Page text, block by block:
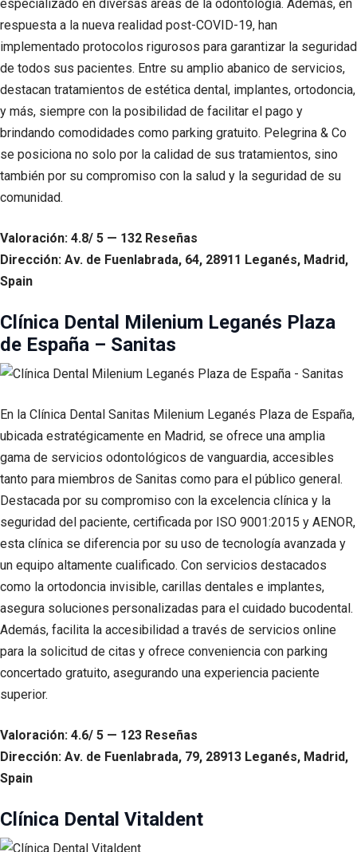
especializado en diversas áreas de la odontología. Además, en
respuesta a la nueva realidad post-COVID-19, han
implementado protocolos rigurosos para garantizar la seguridad
de todos sus pacientes. Entre su amplio abanico de servicios,
destacan tratamientos de estética dental, implantes, ortodoncia,
y más, siempre con la posibilidad de facilitar el pago y
brindando comodidades como parking gratuito. Pelegrina & Co
se posiciona no solo por la calidad de sus tratamientos, sino
también por su compromiso con la salud y la seguridad de su
comunidad.
Valoración: 4.8/ 5 — 132 Reseñas
Dirección: Av. de Fuenlabrada, 64, 28911 Leganés, Madrid,
Spain
Clínica Dental Milenium Leganés Plaza
de España – Sanitas
En la Clínica Dental Sanitas Milenium Leganés Plaza de España,
ubicada estratégicamente en Madrid, se ofrece una amplia
gama de servicios odontológicos de vanguardia, accesibles
tanto para miembros de Sanitas como para el público general.
Destacada por su compromiso con la excelencia clínica y la
seguridad del paciente, certificada por ISO 9001:2015 y AENOR,
esta clínica se diferencia por su uso de tecnología avanzada y
un equipo altamente cualificado. Con servicios destacados
como la ortodoncia invisible, carillas dentales e implantes,
asegura soluciones personalizadas para el cuidado bucodental.
Además, facilita la accesibilidad a través de servicios online
para la solicitud de citas y ofrece conveniencia con parking
concertado gratuito, asegurando una experiencia paciente
superior.
Valoración: 4.6/ 5 — 123 Reseñas
Dirección: Av. de Fuenlabrada, 79, 28913 Leganés, Madrid,
Spain
Clínica Dental Vitaldent